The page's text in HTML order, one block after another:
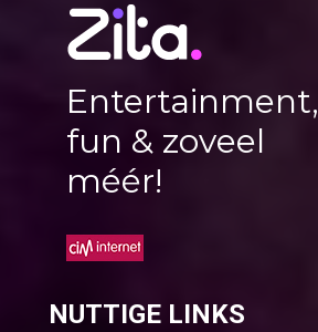
Entertainment,
fun & zoveel
méér!
NUTTIGE LINKS